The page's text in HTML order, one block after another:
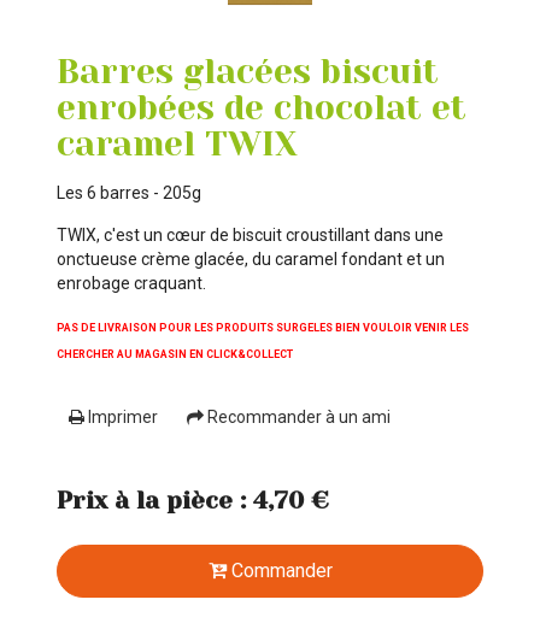
Barres glacées biscuit
enrobées de chocolat et
caramel TWIX
Les 6 barres - 205g
TWIX, c'est un cœur de biscuit croustillant dans une
onctueuse crème glacée, du caramel fondant et un
enrobage craquant.
PAS DE LIVRAISON POUR LES PRODUITS SURGELES BIEN VOULOIR VENIR LES
CHERCHER AU MAGASIN EN CLICK&COLLECT
Imprimer Recommander à un ami
Prix à la pièce : 4,70 €
Commander